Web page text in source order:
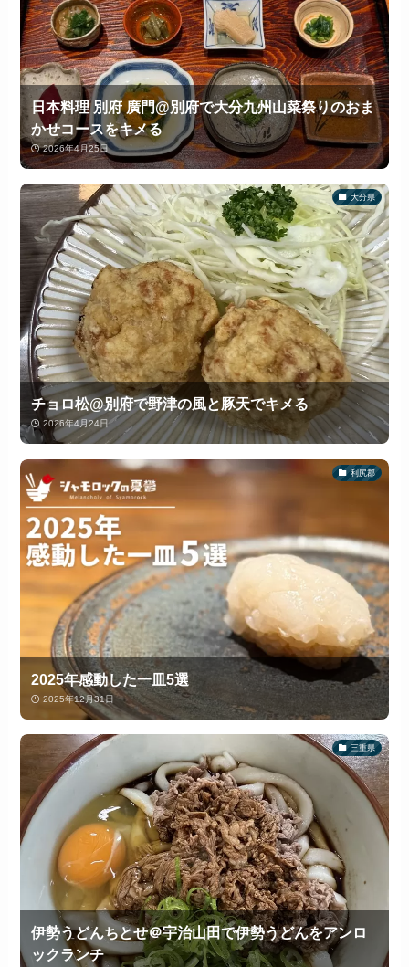
日本料理 別府 廣門@別府で大分九州山菜祭りのおま
かせコースをキメる
2026年4月25日
大分県
チョロ松@別府で野津の風と豚天でキメる
2026年4月24日
利尻郡
2025年感動した一皿5選
2025年12月31日
三重県
伊勢うどんちとせ＠宇治山田で伊勢うどんをアンロ
ックランチ